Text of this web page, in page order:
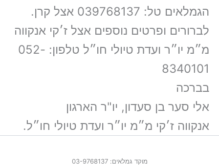
הגמלאים טל: 039768137 אצל קרן.
לברורים ופרטים נוספים אצל ז׳קי אנקווה
מ״מ יו״ר ועדת טיולי חו״ל טלפון: 052-
8340101
בברכה
אלי סער בן סעדון, יו"ר הארגון
אנקווה ז׳קי מ״מ יו״ר ועדת טיולי חו״ל.
מוקד גמלאים: 03-9768137